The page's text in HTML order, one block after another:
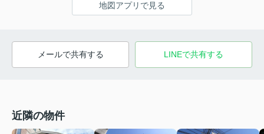
地図アプリで見る
メールで共有する LINEで共有する
近隣の物件